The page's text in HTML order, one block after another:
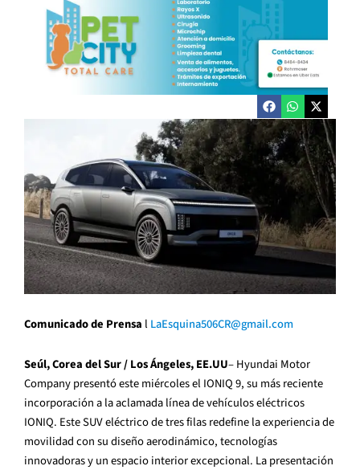
Comunicado de Prensa l LaEsquina506CR@gmail.com
Seúl, Corea del Sur / LosÁngeles, EE.UU– Hyundai Motor
Company presentóeste miércolesel IONIQ 9, su más reciente
incorporación a la aclamada línea de vehículos eléctricos
IONIQ. Este SUV eléctrico de tres filas redefine la experiencia de
movilidad con su diseño aerodinámico, tecnologías
innovadoras y un espacio interior excepcional. La presentación